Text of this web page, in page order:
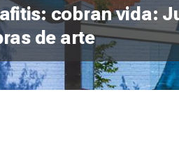
cobran vida:
de arte